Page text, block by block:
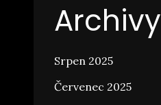
Archivy
Srpen 2025
Červenec 2025